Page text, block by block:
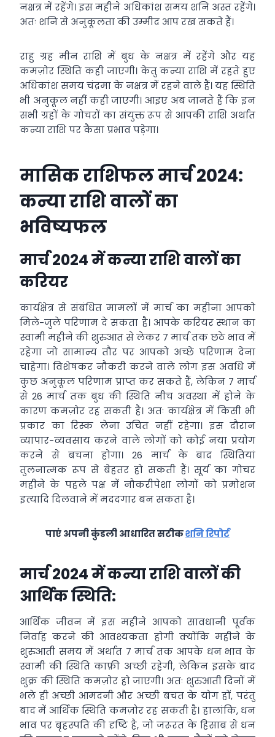
नक्षत्र में रहेंगे। इस महीने अधिकांश समय शनि अस्त रहेंगे।
अतः शनि से अनुकूलता की उम्मीद आप रख सकते हैं।
राहु ग्रह मीन राशि में बुध के नक्षत्र में रहेंगे और यह
कमज़ोर स्थिति कही जाएगी। केतु कन्या राशि में रहते हुए
अधिकांश समय चंद्रमा के नक्षत्र में रहने वाले हैं। यह स्थिति
भी अनुकूल नहीं कही जाएगी। आइए अब जानते हैं कि इन
सभी ग्रहों के गोचरों का संयुक्त रूप से आपकी राशि अर्थात
कन्या राशि पर कैसा प्रभाव पड़ेगा।
मासिक राशिफल मार्च 2024:
कन्या राशि वालों का
भविष्यफल
मार्च 2024 में कन्या राशि वालों का
करियर
कार्यक्षेत्र से संबंधित मामलों में मार्च का महीना आपको
मिले-जुले परिणाम दे सकता है। आपके करियर स्थान का
स्वामी महीने की शुरुआत से लेकर 7 मार्च तक छठे भाव में
रहेगा जो सामान्य तौर पर आपको अच्छे परिणाम देना
चाहेगा। विशेषकर नौकरी करने वाले लोग इस अवधि में
कुछ अनुकूल परिणाम प्राप्त कर सकते हैं, लेकिन 7 मार्च
से 26 मार्च तक बुध की स्थिति नीच अवस्था में होने के
कारण कमज़ोर रह सकती है। अतः कार्यक्षेत्र में किसी भी
प्रकार का रिस्क लेना उचित नहीं रहेगा। इस दौरान
व्यापार-व्यवसाय करने वाले लोगों को कोई नया प्रयोग
करने से बचना होगा। 26 मार्च के बाद स्थितियां
तुलनात्मक रूप से बेहतर हो सकती हैं। सूर्य का गोचर
महीने के पहले पक्ष में नौकरीपेशा लोगों को प्रमोशन
इत्यादि दिलवाने में मददगार बन सकता है।
पाएं अपनी कुंडली आधारित सटीकशनि रिपोर्ट
मार्च 2024 में कन्या राशि वालों की
आर्थिक स्थिति:
आर्थिक जीवन में इस महीने आपको सावधानी पूर्वक
निर्वाह करने की आवश्यकता होगी क्योंकि महीने के
शुरुआती समय में अर्थात 7 मार्च तक आपके धन भाव के
स्वामी की स्थिति काफ़ी अच्छी रहेगी, लेकिन इसके बाद
शुक्र की स्थिति कमज़ोर हो जाएगी। अतः शुरुआती दिनों में
भले ही अच्छी आमदनी और अच्छी बचत के योग हों, परंतु
बाद में आर्थिक स्थिति कमज़ोर रह सकती है। हालांकि, धन
भाव पर बृहस्पति की दृष्टि है, जो जरूरत के हिसाब से धन